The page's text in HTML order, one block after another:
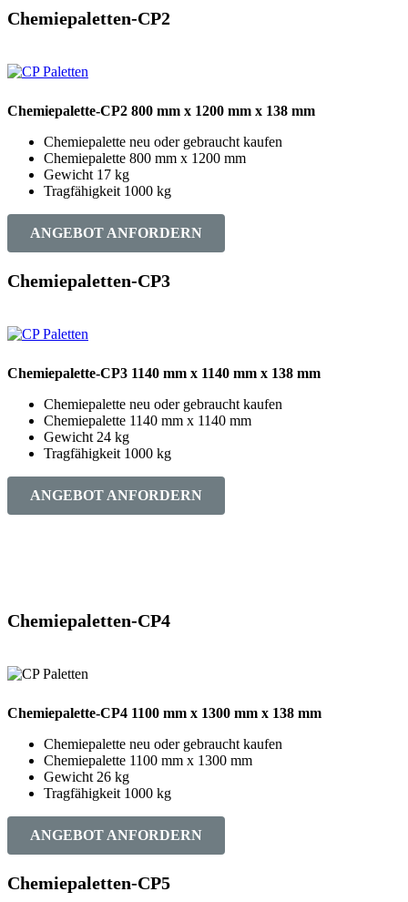
Chemiepaletten-CP2
Chemiepalette-CP2 800 mm x 1200 mm x 138 mm
Chemiepalette neu oder gebraucht kaufen
Chemiepalette 800 mm x 1200 mm
Gewicht 17 kg
Tragfähigkeit 1000 kg
ANGEBOT ANFORDERN
Chemiepaletten-CP3
Chemiepalette-CP3 1140 mm x 1140 mm x 138 mm
Chemiepalette neu oder gebraucht kaufen
Chemiepalette 1140 mm x 1140 mm
Gewicht 24 kg
Tragfähigkeit 1000 kg
ANGEBOT ANFORDERN
Chemiepaletten-CP4
Chemiepalette-CP4 1100 mm x 1300 mm x 138 mm
Chemiepalette neu oder gebraucht kaufen
Chemiepalette 1100 mm x 1300 mm
Gewicht 26 kg
Tragfähigkeit 1000 kg
ANGEBOT ANFORDERN
Chemiepaletten-CP5